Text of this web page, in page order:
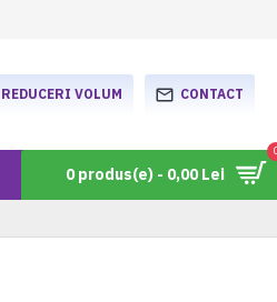
REDUCERI VOLUM CONTACT
0 produs(e) - 0,00 Lei